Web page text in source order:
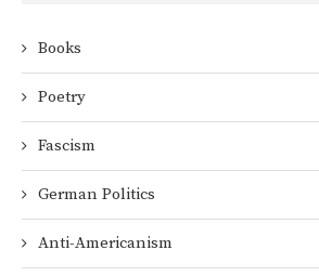
Books
Poetry
Fascism
German Politics
Anti-Americanism